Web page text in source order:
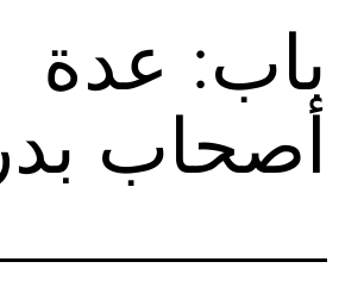
باب: عدة
أصحاب بدر